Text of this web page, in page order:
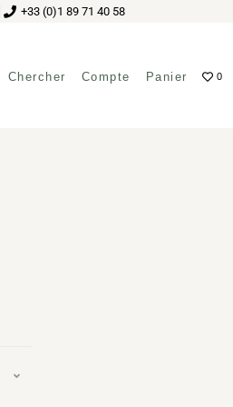
+33 (0)1 89 71 40 58
Chercher Compte Panier 0